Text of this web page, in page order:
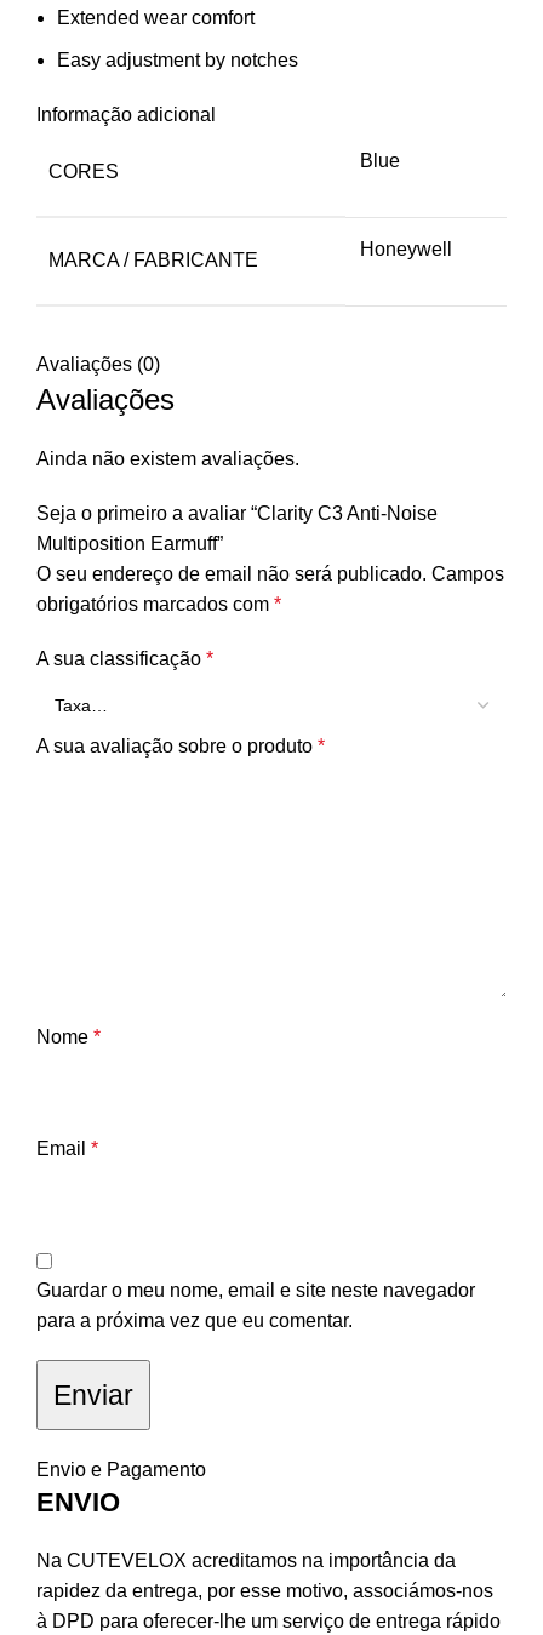
Extended wear comfort
Easy adjustment by notches
Informação adicional
CORES
Blue
MARCA / FABRICANTE
Honeywell
Avaliações (0)
Avaliações
Ainda não existem avaliações.
Seja o primeiro a avaliar “Clarity C3 Anti-Noise
Multiposition Earmuff”
O seu endereço de email não será publicado. Campos
obrigatórios marcados com *
A sua classificação *
A sua avaliação sobre o produto *
Nome *
Email *
Guardar o meu nome, email e site neste navegador
para a próxima vez que eu comentar.
Envio e Pagamento
ENVIO
Na CUTEVELOX acreditamos na importância da
rapidez da entrega, por esse motivo, associámos-nos
à DPD para oferecer-lhe um serviço de entrega rápido